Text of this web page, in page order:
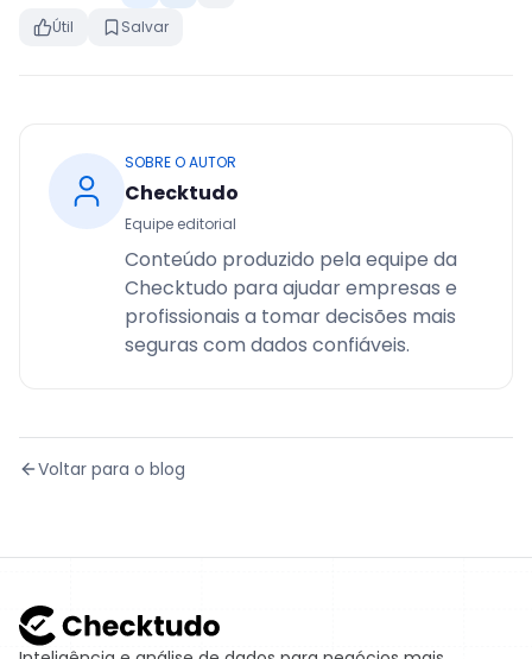
Útil
Salvar
SOBRE O AUTOR
Checktudo
Equipe editorial
Conteúdo produzido pela equipe da
Checktudo para ajudar empresas e
profissionais a tomar decisões mais
seguras com dados confiáveis.
Voltar para o blog